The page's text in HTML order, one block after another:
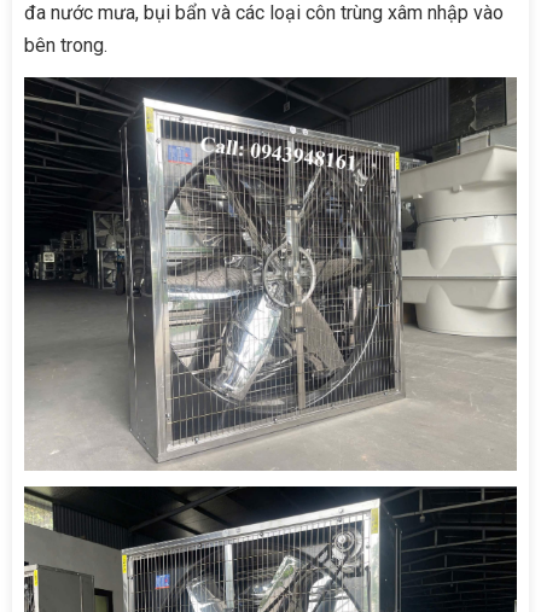
đa nước mưa, bụi bẩn và các loại côn trùng xâm nhập vào
bên trong.